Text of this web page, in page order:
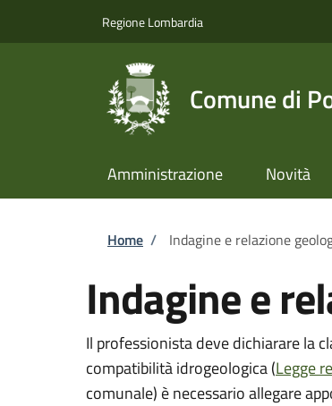
Regione Lombardia
Comune di
Amministrazione Novità
Briciole di
Home / Indagine e relazione
Indagine e
Il professionista deve dichiarare la
compatibilità idrogeologica (Legge
comunale) è necessario allegare